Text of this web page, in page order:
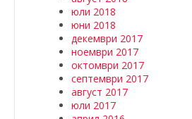
юли 2018
юни 2018
декември 2017
ноември 2017
октомври 2017
септември 2017
август 2017
юли 2017